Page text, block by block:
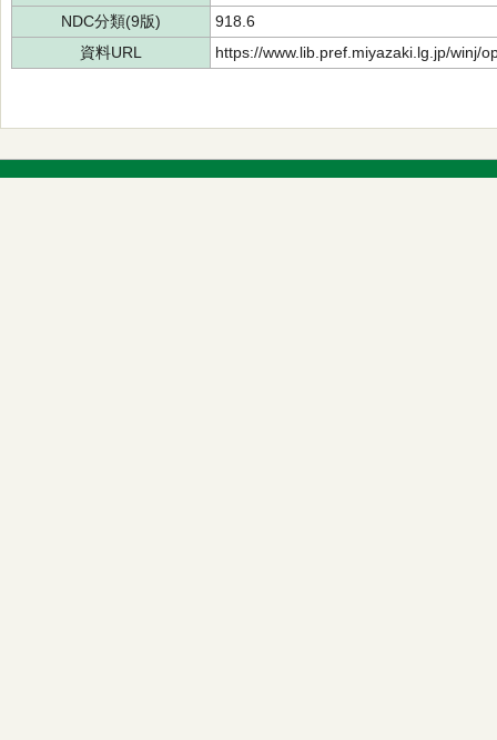
NDC分類(9版)
918.6
資料URL
https://www.lib.pref.miyazaki.lg.jp/winj/